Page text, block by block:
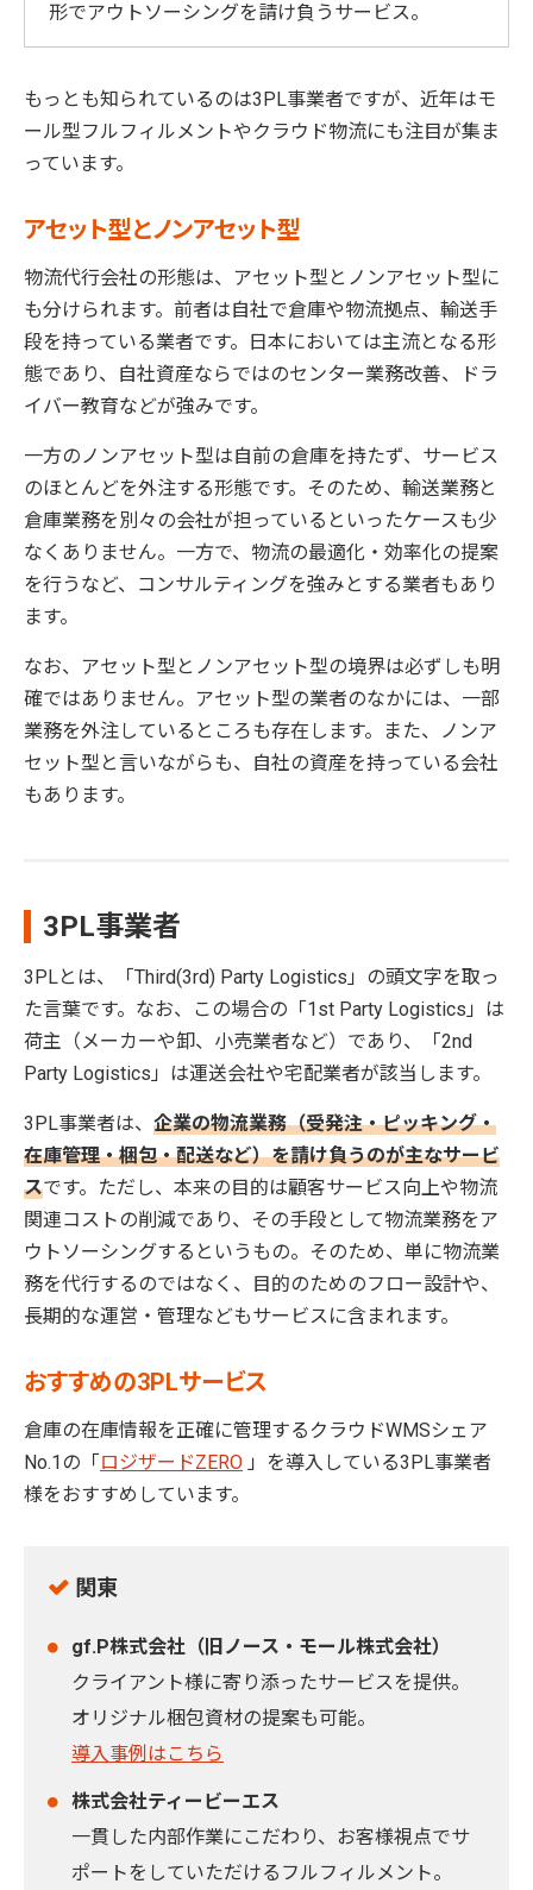
形でアウトソーシングを請け負うサービス。
もっとも知られているのは3PL事業者ですが、近年はモ
ール型フルフィルメントやクラウド物流にも注目が集ま
っています。
アセット型とノンアセット型
物流代行会社の形態は、アセット型とノンアセット型に
も分けられます。前者は自社で倉庫や物流拠点、輸送手
段を持っている業者です。日本においては主流となる形
態であり、自社資産ならではのセンター業務改善、ドラ
イバー教育などが強みです。
一方のノンアセット型は自前の倉庫を持たず、サービス
のほとんどを外注する形態です。そのため、輸送業務と
倉庫業務を別々の会社が担っているといったケースも少
なくありません。一方で、物流の最適化・効率化の提案
を行うなど、コンサルティングを強みとする業者もあり
ます。
なお、アセット型とノンアセット型の境界は必ずしも明
確ではありません。アセット型の業者のなかには、一部
業務を外注しているところも存在します。また、ノンア
セット型と言いながらも、自社の資産を持っている会社
もあります。
3PL事業者
3PLとは、「Third(3rd) Party Logistics」の頭文字を取っ
た言葉です。なお、この場合の「1st Party Logistics」は
荷主（メーカーや卸、小売業者など）であり、「2nd
Party Logistics」は運送会社や宅配業者が該当します。
3PL事業者は、 企業の物流業務（受発注・ピッキング・
在庫管理・梱包・配送など）を請け負うのが主なサービ
スです。ただし、本来の目的は顧客サービス向上や物流
関連コストの削減であり、その手段として物流業務をア
ウトソーシングするというもの。そのため、単に物流業
務を代行するのではなく、目的のためのフロー設計や、
長期的な運営・管理などもサービスに含まれます。
おすすめの3PLサービス
倉庫の在庫情報を正確に管理するクラウドWMSシェア
No.1の「ロジザードZERO 」を導入している3PL事業者
様をおすすめしています。
関東
gf.P株式会社（旧ノース・モール株式会社）
クライアント様に寄り添ったサービスを提供。
オリジナル梱包資材の提案も可能。
導入事例はこちら
株式会社ティービーエス
一貫した内部作業にこだわり、お客様視点でサ
ポートをしていただけるフルフィルメント。